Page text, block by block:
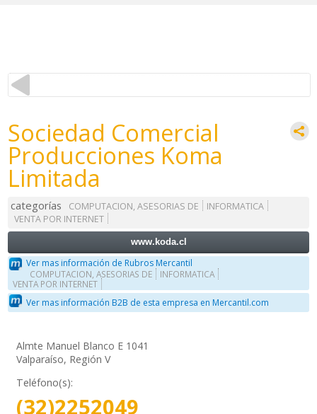
Sociedad Comercial
Producciones Koma
Limitada
categorías COMPUTACION, ASESORIAS DE
INFORMATICA
VENTA POR INTERNET
www.koda.cl
Ver mas información de Rubros Mercantil
COMPUTACION, ASESORIAS DE
INFORMATICA
VENTA POR INTERNET
Ver mas información B2B de esta empresa en Mercantil.com
Almte Manuel Blanco E 1041
Valparaíso, Región V
Teléfono(s):
(32)2252049